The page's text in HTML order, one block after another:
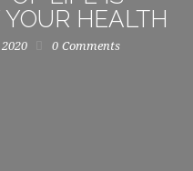
HEALTH
0 Comments